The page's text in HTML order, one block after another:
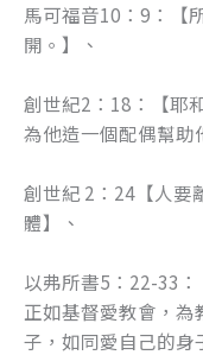
馬可福音10：9：【
開。】、
創世紀2：18：【耶
為他造一個配偶幫助
創世紀 2：24【人要
體】、
以弗所書5：22-33
正如基督愛教會，
子，如同愛自己的身